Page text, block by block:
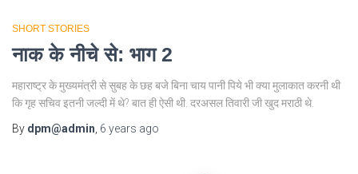
SHORT STORIES
नाक के नीचे से: भाग 2
महाराष्ट्र के मुख्यमंत्री से सुबह के छह बजे बिना चाय पानी पिये भी क्या मुलाकात करनी थी
कि गृह सचिव इतनी जल्दी में थे? बात ही ऐसी थी. दरअसल तिवारी जी खुद मराठी थे.
By dpm@admin 6 years ago